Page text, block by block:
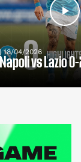
| 18/04/2026
Napoli vs Lazio